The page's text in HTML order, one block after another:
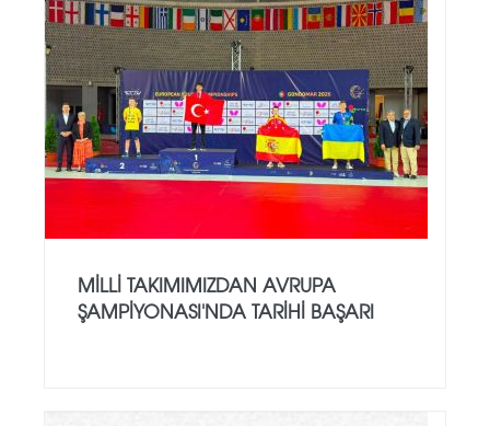
MILLI TAKIMIMIZDAN AVRUPA
ŞAMPIYONASI'NDA TARIHI BAŞARI